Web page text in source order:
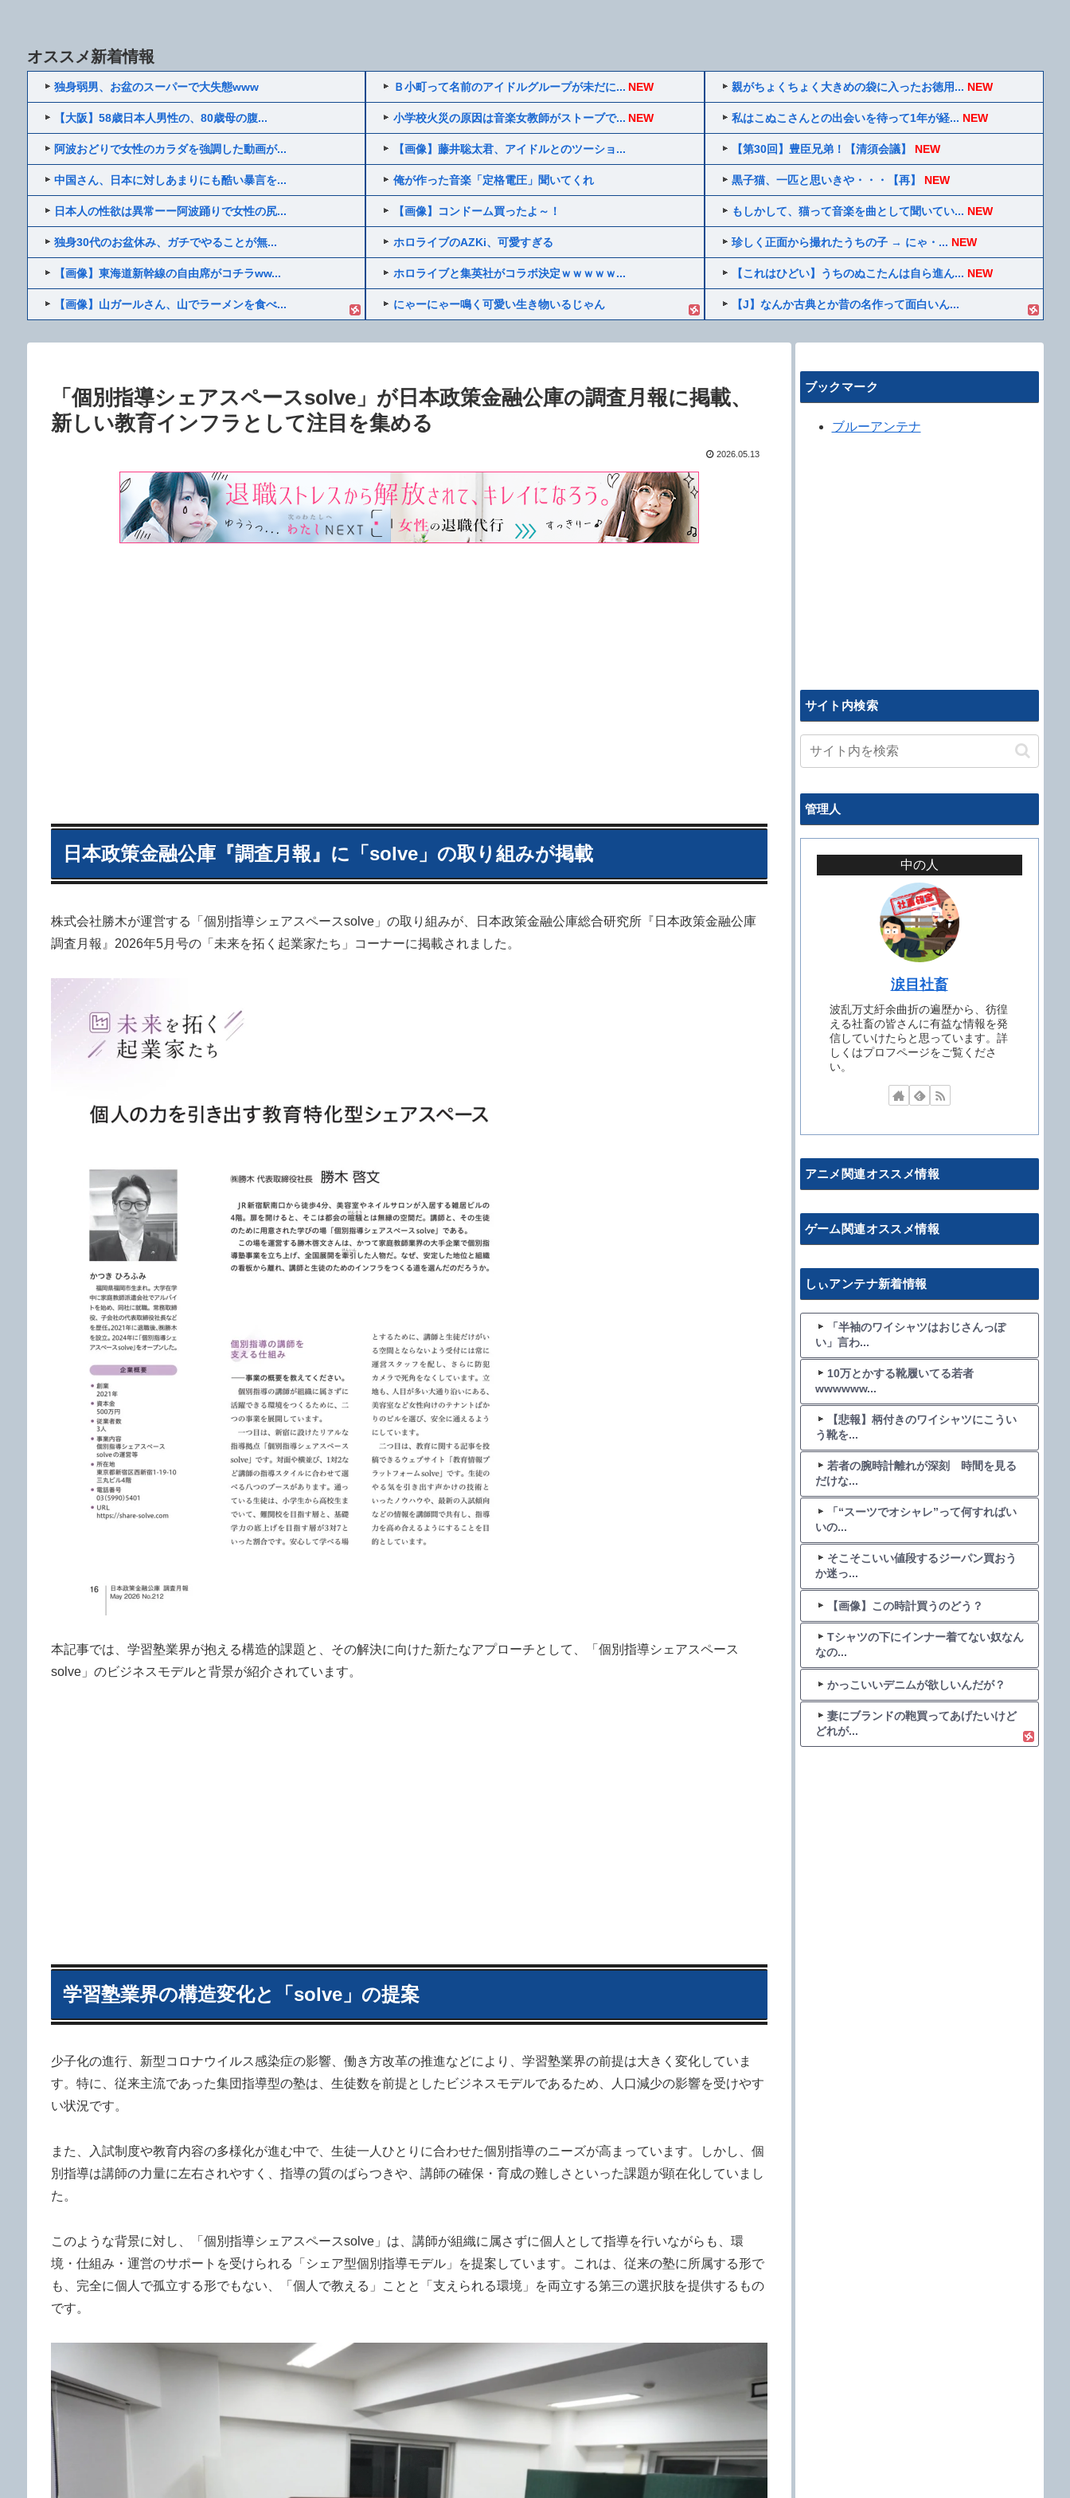
オススメ新着情報
独身弱男、お盆のスーパーで大失態www
【大阪】58歳日本人男性の、80歳母の腹...
阿波おどりで女性のカラダを強調した動画が...
中国さん、日本に対しあまりにも酷い暴言を...
日本人の性欲は異常ーー阿波踊りで女性の尻...
独身30代のお盆休み、ガチでやることが無...
【画像】東海道新幹線の自由席がコチラww...
【画像】山ガールさん、山でラーメンを食べ...
Ｂ小町って名前のアイドルグループが未だに... NEW
小学校火災の原因は音楽女教師がストーブで... NEW
【画像】藤井聡太君、アイドルとのツーショ...
俺が作った音楽「定格電圧」聞いてくれ
【画像】コンドーム買ったよ～！
ホロライブのAZKi、可愛すぎる
ホロライブと集英社がコラボ決定ｗｗｗｗｗ...
にゃーにゃー鳴く可愛い生き物いるじゃん
親がちょくちょく大きめの袋に入ったお徳用... NEW
私はこぬこさんとの出会いを待って1年が経... NEW
【第30回】豊臣兄弟！【清須会議】 NEW
黒子猫、一匹と思いきや・・・【再】 NEW
もしかして、猫って音楽を曲として聞いてい... NEW
珍しく正面から撮れたうちの子 → にゃ・... NEW
【これはひどい】うちのぬこたんは自ら進ん... NEW
【J】なんか古典とか昔の名作って面白いん...
「個別指導シェアスペースsolve」が日本政策金融公庫の調査月報に掲載、
新しい教育インフラとして注目を集める
2026.05.13
日本政策金融公庫『調査月報』に「solve」の取り組みが掲載
株式会社勝木が運営する「個別指導シェアスペースsolve」の取り組みが、日本政策金融公庫総合研究所『日本政策金融公庫
調査月報』2026年5月号の「未来を拓く起業家たち」コーナーに掲載されました。
本記事では、学習塾業界が抱える構造的課題と、その解決に向けた新たなアプローチとして、「個別指導シェアスペース
solve」のビジネスモデルと背景が紹介されています。
学習塾業界の構造変化と「solve」の提案
少子化の進行、新型コロナウイルス感染症の影響、働き方改革の推進などにより、学習塾業界の前提は大きく変化していま
す。特に、従来主流であった集団指導型の塾は、生徒数を前提としたビジネスモデルであるため、人口減少の影響を受けやす
い状況です。
また、入試制度や教育内容の多様化が進む中で、生徒一人ひとりに合わせた個別指導のニーズが高まっています。しかし、個
別指導は講師の力量に左右されやすく、指導の質のばらつきや、講師の確保・育成の難しさといった課題が顕在化していまし
た。
このような背景に対し、「個別指導シェアスペースsolve」は、講師が組織に属さずに個人として指導を行いながらも、環
境・仕組み・運営のサポートを受けられる「シェア型個別指導モデル」を提案しています。これは、従来の塾に所属する形で
も、完全に個人で孤立する形でもない、「個人で教える」ことと「支えられる環境」を両立する第三の選択肢を提供するもの
です。
ブックマーク
ブルーアンテナ
サイト内検索
管理人
中の人
涙目社畜
波乱万丈紆余曲折の遍歴から、彷徨
える社畜の皆さんに有益な情報を発
信していけたらと思っています。詳
しくはプロフページをご覧くださ
い。
アニメ関連オススメ情報
ゲーム関連オススメ情報
しぃアンテナ新着情報
「半袖のワイシャツはおじさんっぽ
い」言わ...
10万とかする靴履いてる若者
wwwwww...
【悲報】柄付きのワイシャツにこうい
う靴を...
若者の腕時計離れが深刻 時間を見る
だけな...
「“スーツでオシャレ”って何すればい
いの...
そこそこいい値段するジーパン買おう
か迷っ...
【画像】この時計買うのどう？
Tシャツの下にインナー着てない奴なん
なの...
かっこいいデニムが欲しいんだが？
妻にブランドの鞄買ってあげたいけど
どれが...